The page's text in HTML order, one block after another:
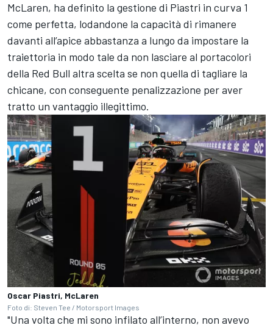
McLaren, ha definito la gestione di Piastri in curva 1
come perfetta, lodandone la capacità di rimanere
davanti all’apice abbastanza a lungo da impostare la
traiettoria in modo tale da non lasciare al portacolori
della Red Bull altra scelta se non quella di tagliare la
chicane, con conseguente penalizzazione per aver
tratto un vantaggio illegittimo.
Oscar Piastri, McLaren
Foto di: Steven Tee / Motorsport Images
"Una volta che mi sono infilato all’interno, non avevo